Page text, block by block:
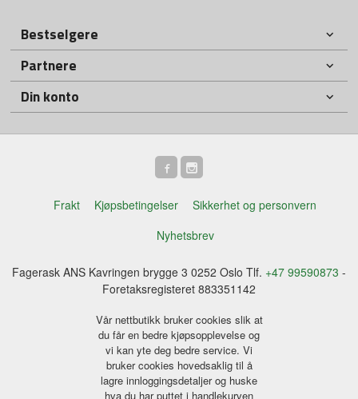
Bestselgere
Partnere
Din konto
Frakt Kjøpsbetingelser
Sikkerhet og personvern
Nyhetsbrev
Fagerask ANS Kavringen brygge 3 0252 Oslo Tlf. +47 99590873 -
Foretaksregisteret 883351142
Vår nettbutikk bruker cookies slik at
du får en bedre kjøpsopplevelse og
vi kan yte deg bedre service. Vi
bruker cookies hovedsaklig til å
lagre innloggingsdetaljer og huske
hva du har puttet i handlekurven